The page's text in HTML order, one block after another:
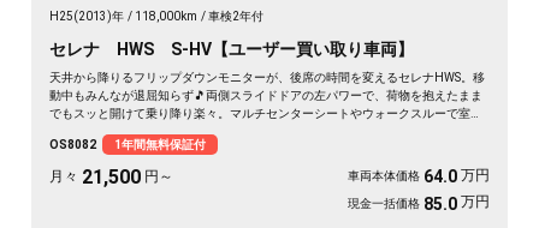
H25(2013)年 118,000km 車検2年付
セレナ HWS S-HV【ユーザー買い取り車両】
天井から降りるフリップダウンモニターが、後席の時間を変えるセレナHWS。移
動中もみんなが退屈知らず🎵両側スライドドアの左パワーで、荷物を抱えたまま
でもスッと開けて乗り降り楽々。マルチセンターシートやウォークスルーで室内
ごと1年保証付でどうぞ🚗✨💫👍
OS8082 1年間無料保証付
月々 21,500 円～ 車両本体価格 64.0 万円
現金一括価格 85.0 万円